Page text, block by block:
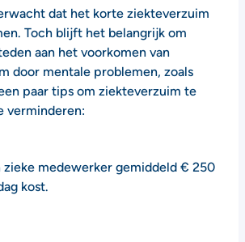
dat het korte ziekteverzuim
Toch blijft het belangrijk om
aan het voorkomen van
door mentale problemen, zoals
paar tips om ziekteverzuim te
verminderen:
zieke medewerker gemiddeld € 250
kost.